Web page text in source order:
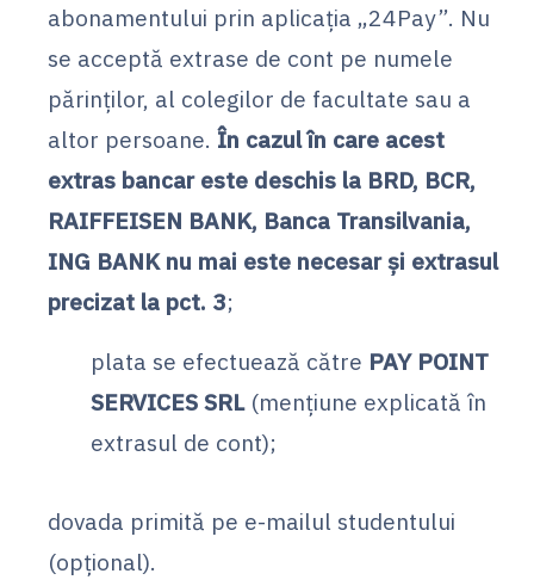
abonamentului prin aplicația „24Pay”. Nu
se acceptă extrase de cont pe numele
părinților, al colegilor de facultate sau a
altor persoane. În cazul în care acest
extras bancar este deschis la BRD, BCR,
RAIFFEISEN BANK, Banca Transilvania,
ING BANK nu mai este necesar și extrasul
precizat la pct. 3;
plata se efectuează către PAY POINT
SERVICES SRL(mențiune explicată în
extrasul de cont);
dovada primită pe e-mailul studentului
(opțional).